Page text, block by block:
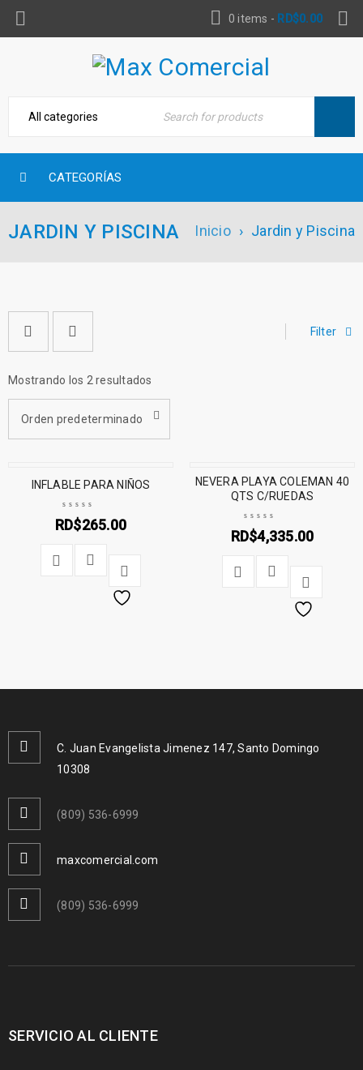
0 items - RD$0.00
CATEGORÍAS
JARDIN Y PISCINA Inicio › Jardin y Piscina
Filter
Mostrando los 2 resultados
Orden predeterminado
INFLABLE PARA NIÑOS
RD$265.00
NEVERA PLAYA COLEMAN 40
QTS C/RUEDAS
RD$4,335.00
C. Juan Evangelista Jimenez 147, Santo Domingo
10308
(809) 536-6999
maxcomercial.com
(809) 536-6999
SERVICIO AL CLIENTE